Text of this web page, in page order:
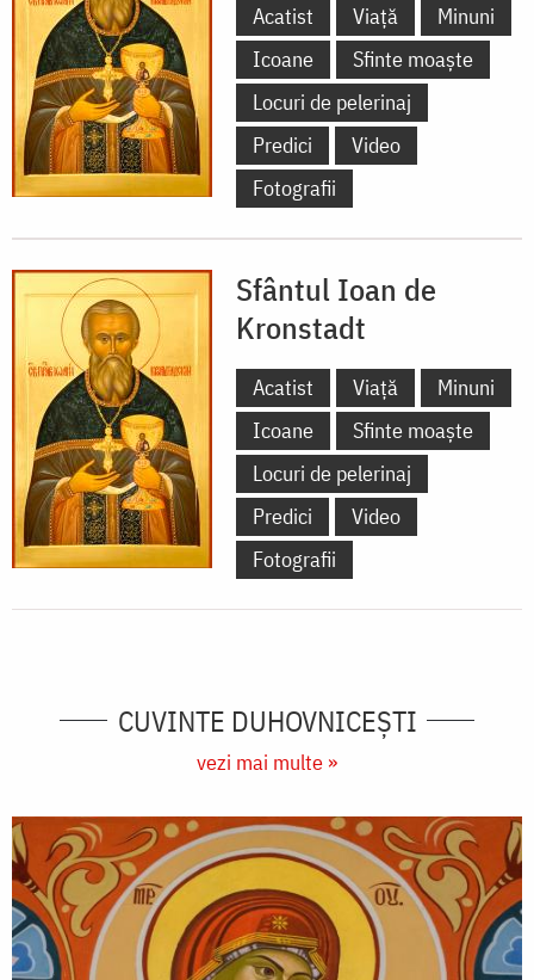
Acatist Viață
Minuni
Icoane
Sfinte moaște
Locuri de pelerinaj
Predici
Video
Fotografii
Sfântul Ioan de
Kronstadt
Acatist Viață
Minuni
Icoane
Sfinte moaște
Locuri de pelerinaj
Predici
Video
Fotografii
CUVINTE DUHOVNICEȘTI
vezi mai multe »